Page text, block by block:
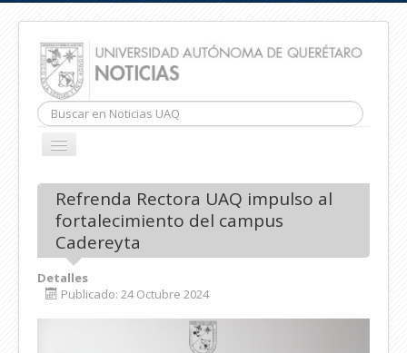
Buscar...
CAMBIAR
INICIO
Refrenda Rectora UAQ impulso al
fortalecimiento del campus
Cadereyta
Detalles
Publicado: 24 Octubre 2024